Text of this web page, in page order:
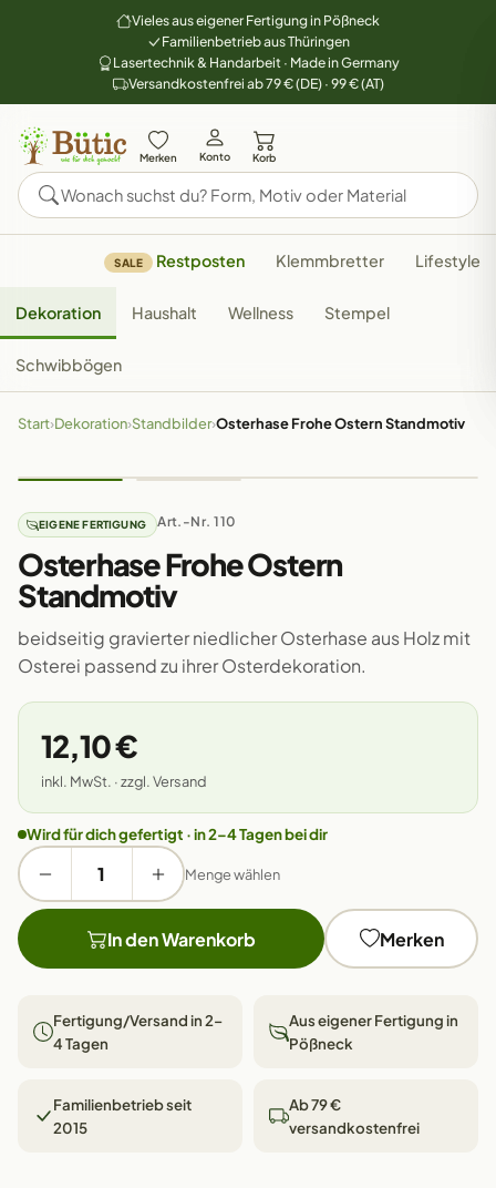
Vieles aus eigener Fertigung in Pößneck
Familienbetrieb aus Thüringen
Lasertechnik & Handarbeit · Made in Germany
Versandkostenfrei ab 79 € (DE) · 99 € (AT)
Merken Konto Korb
SALE Restposten Klemmbretter Lifestyle
Dekoration Haushalt Wellness Stempel
Schwibbögen
Start›Dekoration›Standbilder›Osterhase Frohe Ostern Standmotiv
EIGENE FERTIGUNG Art.-Nr. 110
Osterhase Frohe Ostern
Standmotiv
beidseitig gravierter niedlicher Osterhase aus Holz mit
Osterei passend zu ihrer Osterdekoration.
12,10 €
inkl. MwSt. · zzgl. Versand
Wird für dich gefertigt · in 2–4 Tagen bei dir
Menge wählen
In den Warenkorb Merken
Fertigung/Versand in 2–
4 Tagen
Aus eigener Fertigung in
Pößneck
Familienbetrieb seit
2015
Ab 79 €
versandkostenfrei